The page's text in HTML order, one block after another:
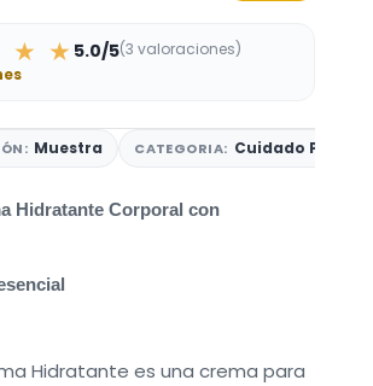
★ ★ 5.0/5(3 valoraciones)
Muestra CATEGORIA: Cuidado
Hidratante Corporal con
Hidratante es una crema para